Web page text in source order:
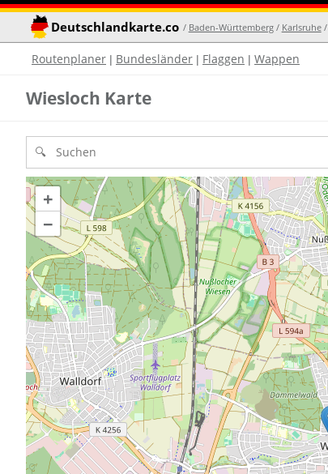
Deutschlandkarte.co / Baden-Württemberg/ Karlsruhe/
Routenplaner | Bundesländer | Flaggen | Wappen
Wiesloch Karte
+
−